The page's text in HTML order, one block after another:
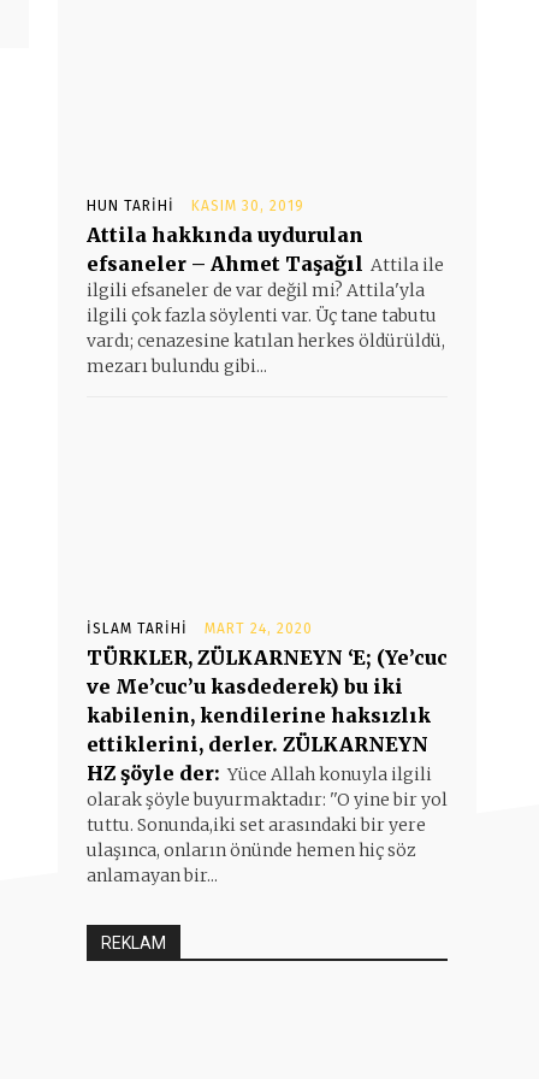
HUN TARIHI KASIM 30, 2019
Attila hakkında uydurulan
efsaneler – Ahmet Taşağıl Attila ile
ilgili efsaneler de var değil mi? Attila'yla
ilgili çok fazla söylenti var. Üç tane tabutu
vardı; cenazesine katılan herkes öldürüldü,
mezarı bulundu gibi...
İSLAM TARIHI MART 24, 2020
TÜRKLER, ZÜLKARNEYN ‘E; (Ye’cuc
ve Me’cuc’u kasdederek) bu iki
kabilenin, kendilerine haksızlık
ettiklerini, derler. ZÜLKARNEYN
HZ şöyle der: Yüce Allah konuyla ilgili
olarak şöyle buyurmaktadır: ''O yine bir yol
tuttu. Sonunda,iki set arasındaki bir yere
ulaşınca, onların önünde hemen hiç söz
anlamayan bir...
REKLAM